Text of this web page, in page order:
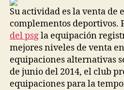
Su actividad es la venta de
complementos deportivos.
del psgla equipación
mejores niveles de venta
equipaciones alternativas
de junio del 2014, el club
equipaciones para la